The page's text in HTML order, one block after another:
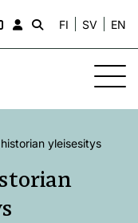
FI SV EN
yleisesitys